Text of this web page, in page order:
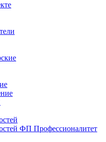
ФП Профессионалитет